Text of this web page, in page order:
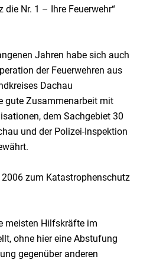
Nr. 1 – Ihre Feuerwehr“
Jahren habe sich auch
der Feuerwehren aus
Dachau
gute Zusammenarbeit mit
dem Sachgebiet 30
und der Polizei-Inspektion
zum Katastrophenschutz
meisten Hilfskräfte im
ohne hier eine Abstufung
gegenüber anderen